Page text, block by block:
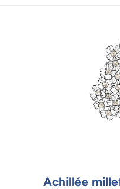
Achillée